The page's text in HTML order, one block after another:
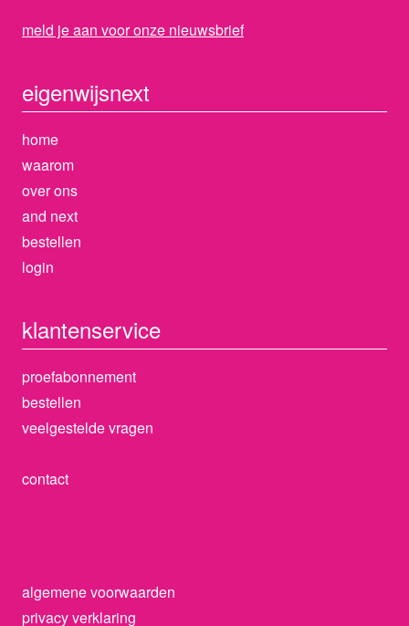
meld je aan voor onze nieuwsbrief
eigenwijsnext
home
waarom
over ons
and next
bestellen
login
klantenservice
proefabonnement
bestellen
veelgestelde vragen
contact
algemene voorwaarden
privacy verklaring